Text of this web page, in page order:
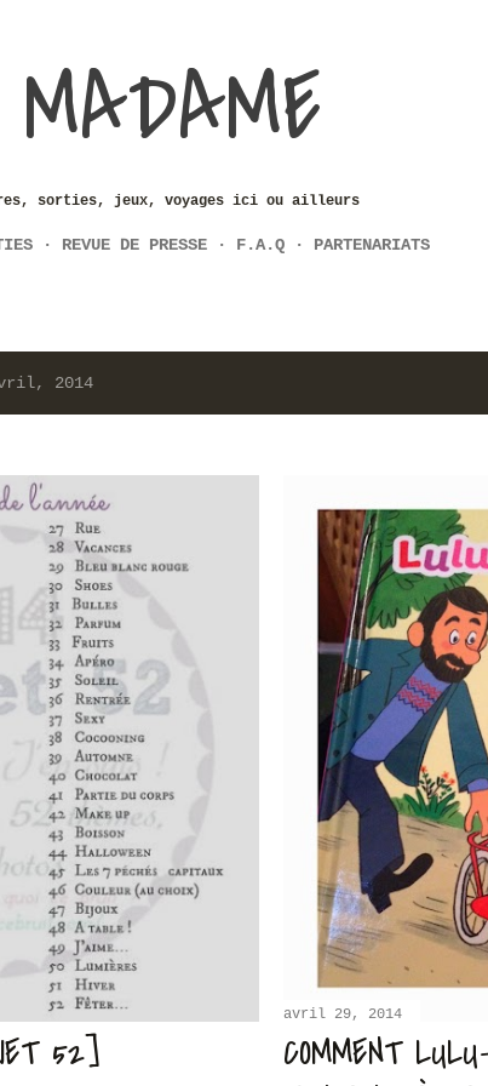
sorties, jeux, voyages ici ou ailleurs
REVUE DE PRESSE F.A.Q PARTENARIATS
2014
52]
avril 29, 2014
COMMENT